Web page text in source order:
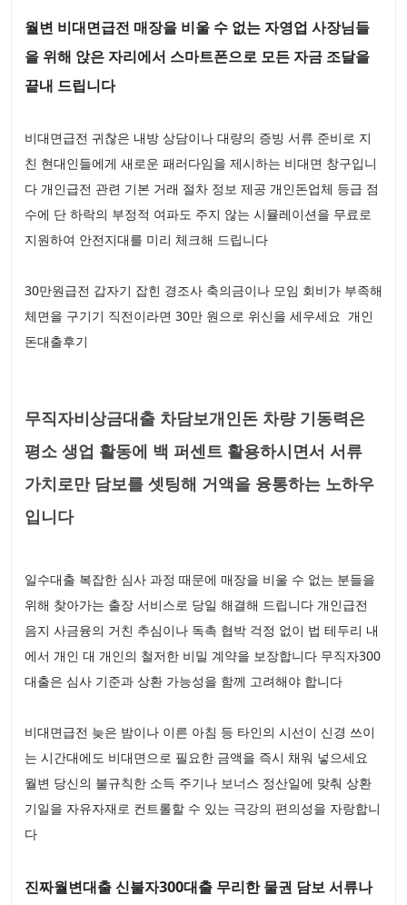
월변 비대면급전 매장을 비울 수 없는 자영업 사장님들
을 위해 앉은 자리에서 스마트폰으로 모든 자금 조달을
끝내 드립니다
비대면급전 귀찮은 내방 상담이나 대량의 증빙 서류 준비로 지
친 현대인들에게 새로운 패러다임을 제시하는 비대면 창구입니
다 개인급전 관련 기본 거래 절차 정보 제공 개인돈업체 등급 점
수에 단 하락의 부정적 여파도 주지 않는 시뮬레이션을 무료로
지원하여 안전지대를 미리 체크해 드립니다
30만원급전 갑자기 잡힌 경조사 축의금이나 모임 회비가 부족해
체면을 구기기 직전이라면 30만 원으로 위신을 세우세요 개인
돈대출후기
무직자비상금대출 차담보개인돈 차량 기동력은
평소 생업 활동에 백 퍼센트 활용하시면서 서류
가치로만 담보를 셋팅해 거액을 융통하는 노하우
입니다
일수대출 복잡한 심사 과정 때문에 매장을 비울 수 없는 분들을
위해 찾아가는 출장 서비스로 당일 해결해 드립니다 개인급전
음지 사금융의 거친 추심이나 독촉 협박 걱정 없이 법 테두리 내
에서 개인 대 개인의 철저한 비밀 계약을 보장합니다 무직자300
대출은 심사 기준과 상환 가능성을 함께 고려해야 합니다
비대면급전 늦은 밤이나 이른 아침 등 타인의 시선이 신경 쓰이
는 시간대에도 비대면으로 필요한 금액을 즉시 채워 넣으세요
월변 당신의 불규칙한 소득 주기나 보너스 정산일에 맞춰 상환
기일을 자유자재로 컨트롤할 수 있는 극강의 편의성을 자랑합니
다
진짜월변대출 신불자300대출 무리한 물권 담보 서류나